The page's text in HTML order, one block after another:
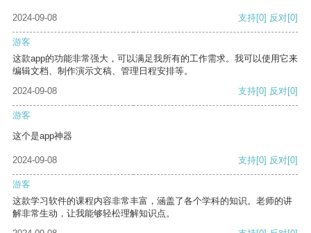
2024-09-08 支持[0] 反对[0]
游客
这款app的功能非常强大，可以满足我所有的工作需求。我可以使用它来
编辑文档、制作演示文稿、管理日程安排等。
2024-09-08
支持[0] 反对[0]
游客
这个是app神器
2024-09-08 支持[0] 反对[0]
游客
这款学习软件的课程内容非常丰富，涵盖了各个学科的知识。老师的讲
解非常生动，让我能够轻松理解知识点。